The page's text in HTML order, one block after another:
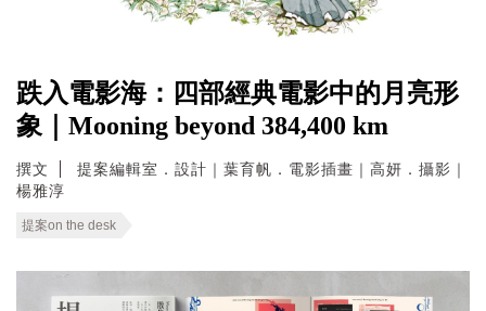
跌入電影海：四部經典電影中的月亮形
象｜Mooning beyond 384,400 km
撰文
提案編輯室．設計｜葉育帆．電影插畫｜高妍．攝影｜
楊雅淳
提案on the desk